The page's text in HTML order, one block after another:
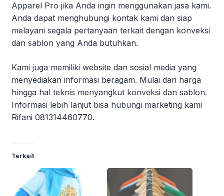
Apparel Pro jika Anda ingin menggunakan jasa kami.
Anda dapat menghubungi kontak kami dan siap
melayani segala pertanyaan terkait dengan konveksi
dan sablon yang Anda butuhkan.
Kami juga memiliki website dan sosial media yang
menyediakan informasi beragam. Mulai dari harga
hingga hal teknis menyangkut konveksi dan sablon.
Informasi lebih lanjut bisa hubungi marketing kami
Rifani 081314460770.
Terkait